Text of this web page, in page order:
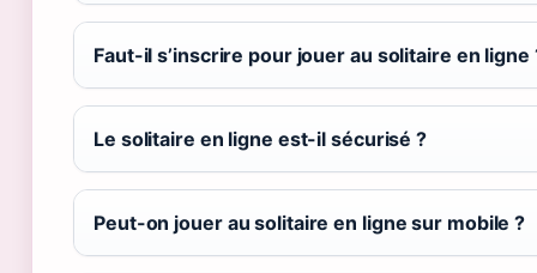
Faut-il s’inscrire pour jouer au solitaire en ligne
Le solitaire en ligne est-il sécurisé ?
Peut-on jouer au solitaire en ligne sur mobile ?